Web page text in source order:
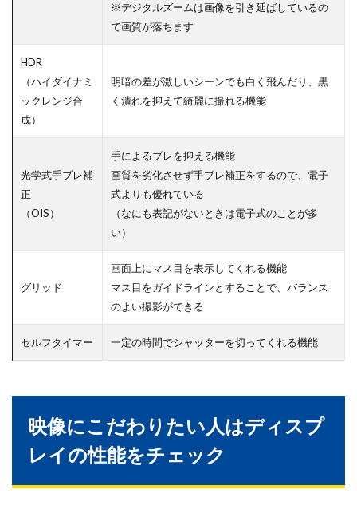
※デジタルズームは画像を引き延ばしているの
で画質が落ちます
HDR
（ハイダイナミ
ックレンジ合
成）
明暗の差が激しいシーンでも白く飛んだり、黒
く潰れを抑えて綺麗に撮れる機能
光学式手ブレ補
正
（OIS）
手によるブレを抑える機能
画質を劣化させず手ブレ補正をするので、電子
式よりも優れている
（なにも表記がないときは電子式のことが多
い）
グリッド
画面上にマス目を表示してくれる機能
マス目をガイドラインとすることで、バランス
のよい撮影ができる
セルフタイマー 一定の時間でシャッターを切ってくれる機能
映像にこだわりたい人はディスプ
レイの性能をチェック